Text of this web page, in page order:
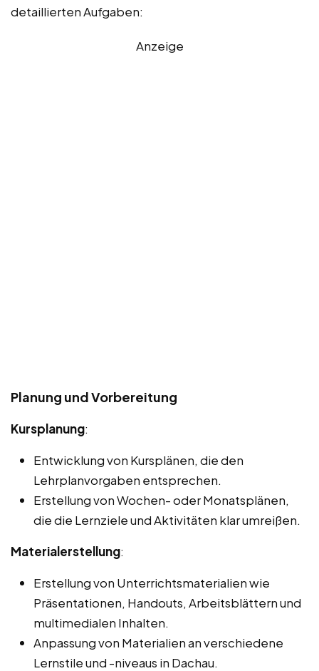
detaillierten Aufgaben:
Anzeige
Planung und Vorbereitung
Kursplanung:
Entwicklung von Kursplänen, die den
Lehrplanvorgaben entsprechen.
Erstellung von Wochen- oder Monatsplänen,
die die Lernziele und Aktivitäten klar umreißen.
Materialerstellung:
Erstellung von Unterrichtsmaterialien wie
Präsentationen, Handouts, Arbeitsblättern und
multimedialen Inhalten.
Anpassung von Materialien an verschiedene
Lernstile und -niveaus in Dachau.